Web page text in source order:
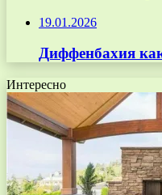
19.01.2026
Диффенбахия
Интересно